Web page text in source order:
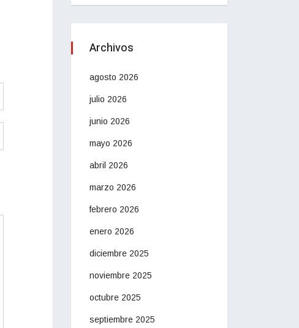
Archivos
agosto 2026
julio 2026
junio 2026
mayo 2026
abril 2026
marzo 2026
febrero 2026
enero 2026
diciembre 2025
noviembre 2025
octubre 2025
septiembre 2025